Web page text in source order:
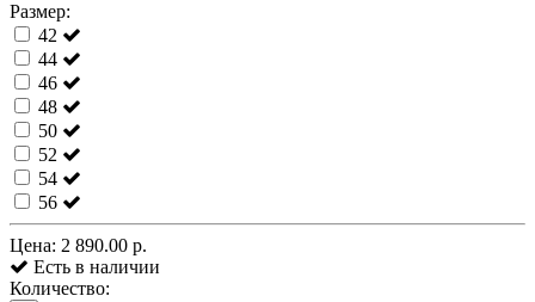
Размер:
42
44
46
48
50
52
54
56
Цена: 2 890.00 р.
Есть в наличии
Количество: